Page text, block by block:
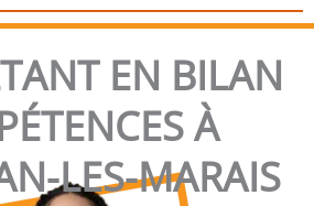
EN BILAN
À
LES-MARAIS